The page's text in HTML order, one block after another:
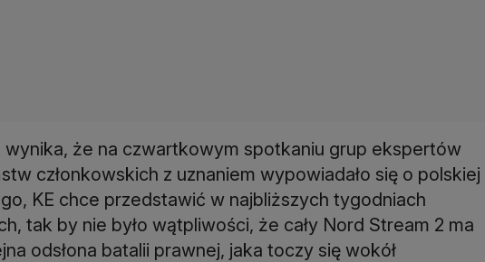
wynika, że na czwartkowym spotkaniu grup ekspertów
członkowskich z uznaniem wypowiadało się o polskiej
KE chce przedstawić w najbliższych tygodniach
tak by nie było wątpliwości, że cały Nord Stream 2 ma
odsłona batalii prawnej, jaka toczy się wokół